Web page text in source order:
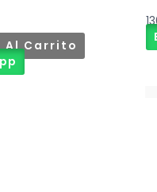
Al Carrito